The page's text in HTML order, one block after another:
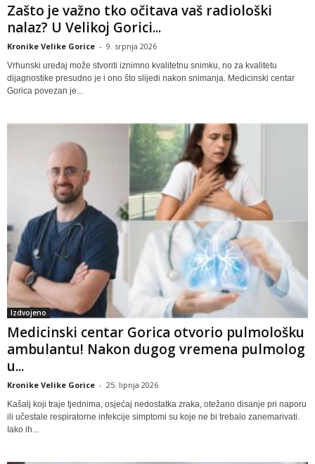
Zašto je važno tko očitava vaš radiološki
nalaz? U Velikoj Gorici...
Kronike Velike Gorice - 9. srpnja 2026
Vrhunski uređaj može stvoriti iznimno kvalitetnu snimku, no za kvalitetu
dijagnostike presudno je i ono što slijedi nakon snimanja. Medicinski centar
Gorica povezan je...
Izdvojeno
Medicinski centar Gorica otvorio pulmološku
ambulantu! Nakon dugog vremena pulmolog
u...
Kronike Velike Gorice - 25. lipnja 2026
Kašalj koji traje tjednima, osjećaj nedostatka zraka, otežano disanje pri naporu
ili učestale respiratorne infekcije simptomi su koje ne bi trebalo zanemarivati.
Iako ih...